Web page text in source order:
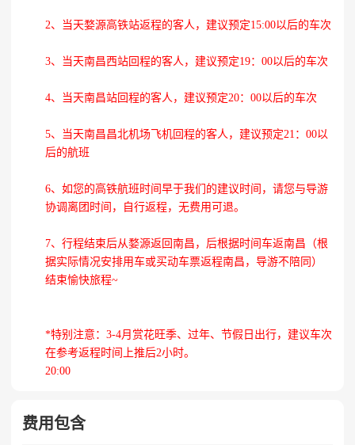
2、当天婺源高铁站返程的客人，建议预定15:00以后的车次
3、当天南昌西站回程的客人，建议预定19：00以后的车次
4、当天南昌站回程的客人，建议预定20：00以后的车次
5、当天南昌昌北机场飞机回程的客人，建议预定21：00以
后的航班
6、如您的高铁航班时间早于我们的建议时间，请您与导游
协调离团时间，自行返程，无费用可退。
7、行程结束后从婺源返回南昌，后根据时间车返南昌（根
据实际情况安排用车或买动车票返程南昌，导游不陪同）
结束愉快旅程~
*特别注意：3-4月赏花旺季、过年、节假日出行，建议车次
在参考返程时间上推后2小时。
20:00
费用包含